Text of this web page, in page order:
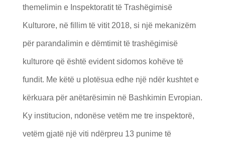
themelimin e Inspektoratit të Trashëgimisë
Kulturore, në fillim të vitit 2018, si një mekanizëm
për parandalimin e dëmtimit të trashëgimisë
kulturore që është evident sidomos kohëve të
fundit. Me këtë u plotësua edhe një ndër kushtet e
kërkuara për anëtarësimin në Bashkimin Evropian.
Ky institucion, ndonëse vetëm me tre inspektorë,
vetëm gjatë një viti ndërpreu 13 punime të